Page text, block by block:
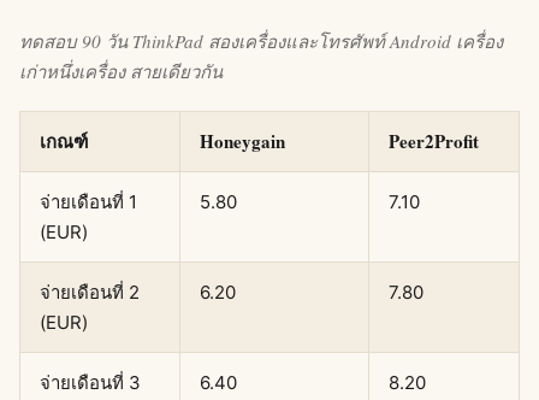
ทดสอบ 90 วัน ThinkPad สองเครื่องและโทรศัพท์ Android เครื่อง
เก่าหนึ่งเครื่อง สายเดียวกัน
เกณฑ์ Honeygain Peer2Profit
จ่ายเดือนที่ 1
(EUR)
5.80 7.10
จ่ายเดือนที่ 2
(EUR)
6.20 7.80
จ่ายเดือนที่ 3
6.40 8.20